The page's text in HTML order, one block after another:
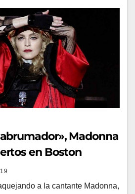
Madonna
en Boston
a la cantante Madonna,